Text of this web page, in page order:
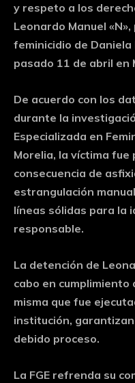
y respeto a los
Leonardo Manuel
feminicidio de Daniela
pasado 11 de abril en
De acuerdo con los
durante la
Especializada en
Morelia, la víctima fue
consecuencia de
estrangulación
líneas sólidas para la
responsable.
La detención de
cabo en
misma que fue
institución,
debido proceso.
La FGE refrenda su